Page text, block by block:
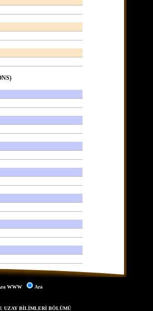
WWW
Ara
UZAY BİLİMLERİ BÖLÜMÜ